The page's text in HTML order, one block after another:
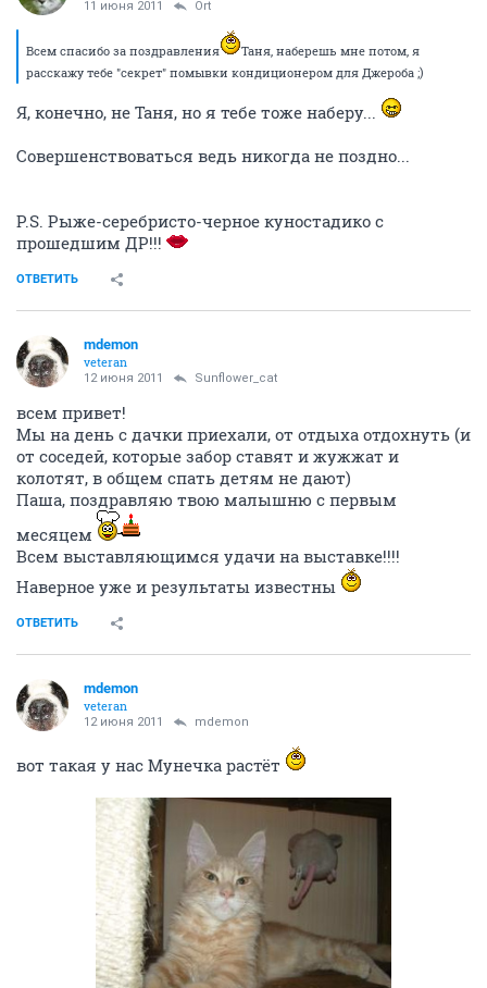
11 июня 2011 Ort
Всем спасибо за поздравления
Таня, наберешь мне потом, я
расскажу тебе "секрет" помывки кондиционером для Джероба ;)
Я, конечно, не Таня, но я тебе тоже наберу...
Совершенствоваться ведь никогда не поздно...
P.S. Рыже-серебристо-черное куностадико с
прошедшим ДР!!!
ОТВЕТИТЬ
mdemon
veteran
12 июня 2011 Sunflower_cat
всем привет!
Мы на день с дачки приехали, от отдыха отдохнуть (и
от соседей, которые забор ставят и жужжат и
колотят, в общем спать детям не дают)
Паша, поздравляю твою малышню с первым
месяцем
Всем выставляющимся удачи на выставке!!!!
Наверное уже и результаты известны
ОТВЕТИТЬ
mdemon
veteran
12 июня 2011 mdemon
вот такая у нас Мунечка растёт